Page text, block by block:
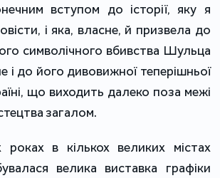
вступом до історії, яку я
і яка, власне, й призвела до
символічного вбивства Шульца
і до його дивовижної теперішньої
що виходить далеко поза межі
загалом.
в кількох великих містах
велика виставка графіки